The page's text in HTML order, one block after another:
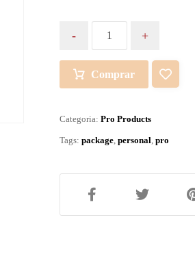
- +
Comprar
Categoria: Pro Products
Tags: package, personal, pro